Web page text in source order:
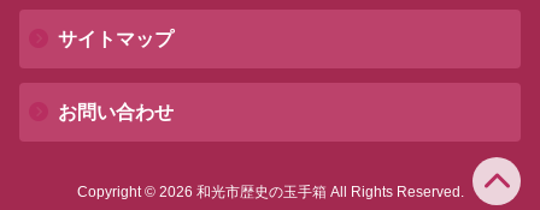
サイトマップ
お問い合わせ
Copyright © 2026 和光市歴史の玉手箱 All Rights Reserved.